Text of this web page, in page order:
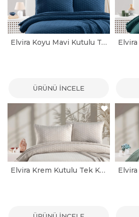
Elvira Koyu Mavi Kutulu Tek Kişilik Yatak Örtüsü Seti
ÜRÜNÜ İNCELE
Elvira Krem Kutulu Tek Kişilik Yatak Örtüsü Seti